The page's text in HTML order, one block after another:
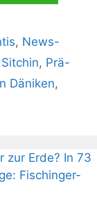
, News-
, Prä-
Däniken,